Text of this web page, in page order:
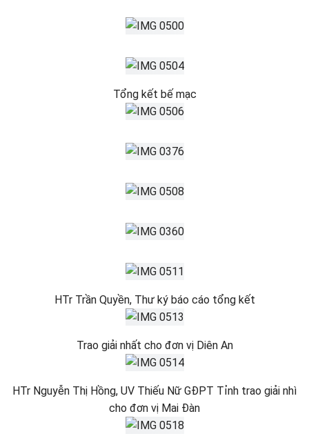
Tổng kết bế mạc
HTr Trần Quyền, Thư ký báo cáo tổng kết
Trao giải nhất cho đơn vị Diên An
HTr Nguyễn Thị Hồng, UV Thiếu Nữ GĐPT Tỉnh trao giải nhì
cho đơn vị Mai Đàn